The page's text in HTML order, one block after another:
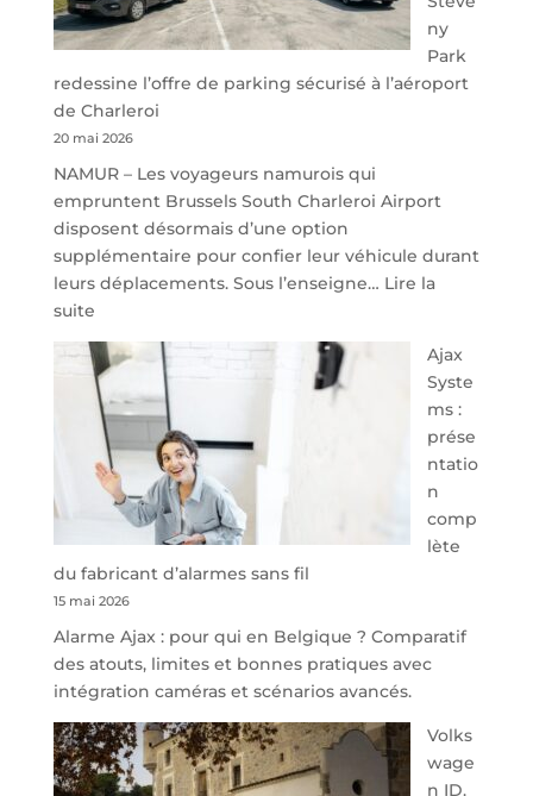
ny
Park
redessine l’offre de parking sécurisé à l’aéroport
de Charleroi
20 mai 2026
NAMUR – Les voyageurs namurois qui
empruntent Brussels South Charleroi Airport
disposent désormais d’une option
supplémentaire pour confier leur véhicule durant
leurs déplacements. Sous l’enseigne… Lire la
suite:
À
40
minutes
de
Namur,
Steveny
Park
redessine
de
parking
sécurisé
à
l’aéroport
de
Charleroi
Ajax
Syste
ms :
prése
ntatio
n
comp
lète
du fabricant d’alarmes sans fil
15 mai 2026
Alarme Ajax : pour qui en Belgique ? Comparatif
des atouts, limites et bonnes pratiques avec
intégration caméras et scénarios avancés.
Volks
wage
n ID.